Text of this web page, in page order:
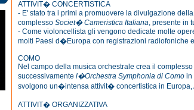
ATTIVIT� CONCERTISTICA
- E' stato tra i primi a promuovere la divulgazione
complesso Societ� Cameristica Italiana, presente in
- Come violoncellista gli vengono dedicate molte
molti Paesi d�Europa con registrazioni radiofoniche
COMO
Nel campo della musica orchestrale crea il complesso
successivamente l�Orchestra Symphonia di Como in
svolgono un�intensa attivit� concertistica in Europa,
ATTIVIT� ORGANIZZATIVA